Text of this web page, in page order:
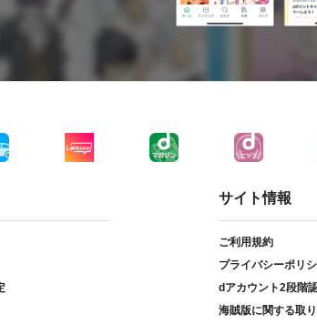
サイト情報
ご利用規約
プライバシーポリ
dアカウント2段階
海賊版に関する取